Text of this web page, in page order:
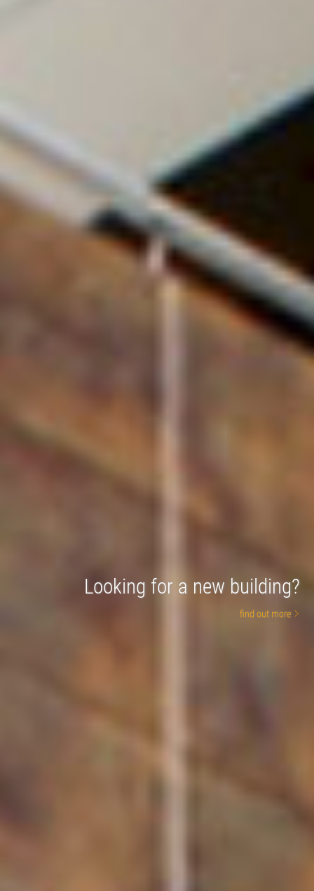
Looking for a new building?
find out more
...affordable used real estate?
find out more